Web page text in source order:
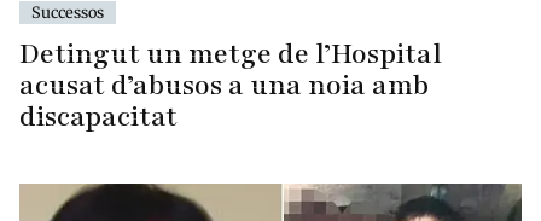
Successos
Detingut un metge de l’Hospital
acusat d’abusos a una noia amb
discapacitat